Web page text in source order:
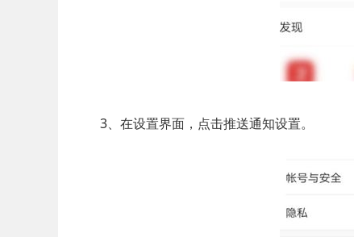
3、在设置界面，点击推送通知设置。